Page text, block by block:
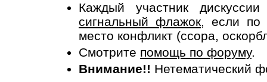
Каждый участник
сигнальный флажок, если по
место конфликт (ссора,
Смотрите помощь по форуму.
Внимание!! Нетематический